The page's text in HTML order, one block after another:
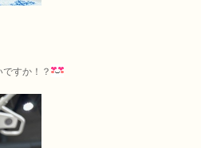
すか！？